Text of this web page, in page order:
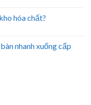
hóa chất?
nhanh xuống cấp